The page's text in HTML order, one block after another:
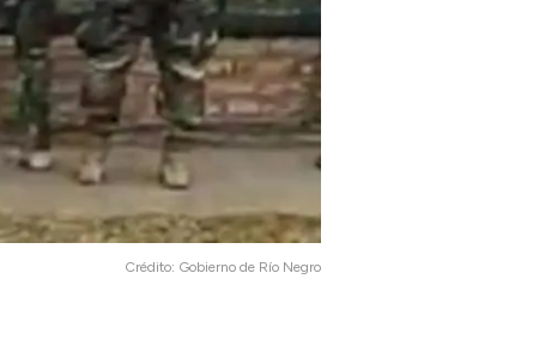
Crédito: Gobierno de Río Negro